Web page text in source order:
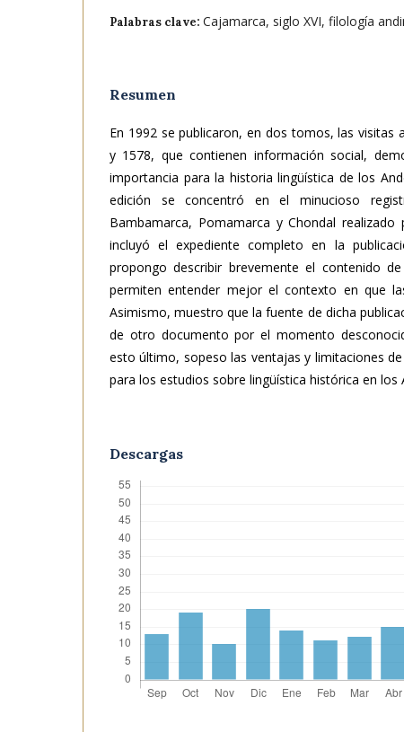
Palabras clave: Cajamarca, siglo XVI, filología
Resumen
En 1992 se publicaron, en dos tomos, las visitas
y 1578, que contienen información social,
importancia para la historia lingüística de los
edición se concentró en el minucioso
Bambamarca, Pomamarca y Chondal
incluyó el expediente completo en la
propongo describir brevemente el contenido
permiten entender mejor el contexto en que
Asimismo, muestro que la fuente de dicha
de otro documento por el momento
esto último, sopeso las ventajas y limitaciones
para los estudios sobre lingüística histórica en los
Descargas